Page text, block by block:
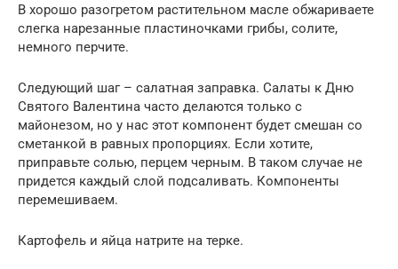
В хорошо разогретом растительном масле обжариваете
слегка нарезанные пластиночками грибы, солите,
немного перчите.
Следующий шаг – салатная заправка. Салаты к Дню
Святого Валентина часто делаются только с
майонезом, но у нас этот компонент будет смешан со
сметанкой в равных пропорциях. Если хотите,
приправьте солью, перцем черным. В таком случае не
придется каждый слой подсаливать. Компоненты
перемешиваем.
Картофель и яйца натрите на терке.